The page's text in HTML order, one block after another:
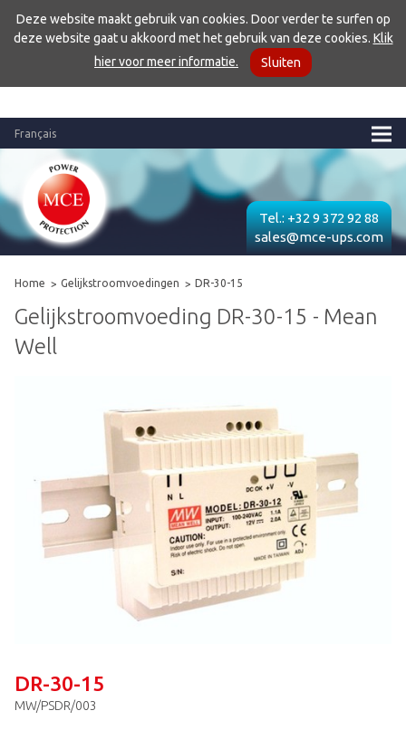
Deze website maakt gebruik van cookies. Door verder te surfen op
deze website gaat u akkoord met het gebruik van deze cookies. Klik
hier voor meer informatie.
Sluiten
Français
Tel.:+32 9 372 92 88
sales@mce-ups.com
Home Gelijkstroomvoedingen DR-30-15
Gelijkstroomvoeding DR-30-15 - Mean
Well
DR-30-15
MW/PSDR/003